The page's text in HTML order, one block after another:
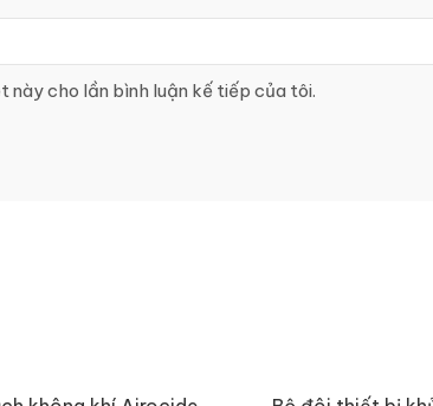
cho lần bình luận kế tiếp của tôi.